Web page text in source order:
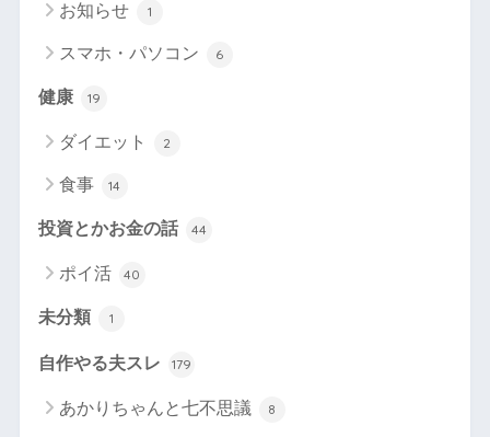
お知らせ 1
スマホ・パソコン 6
健康 19
ダイエット 2
食事 14
投資とかお金の話 44
ポイ活 40
未分類 1
自作やる夫スレ 179
あかりちゃんと七不思議 8